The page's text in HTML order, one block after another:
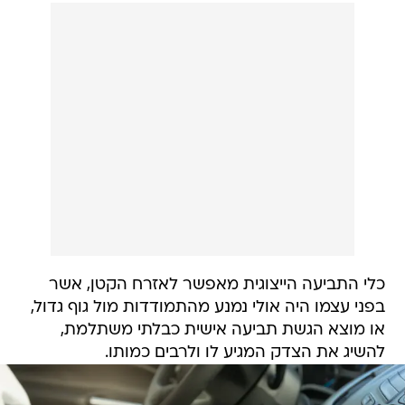
כלי התביעה הייצוגית מאפשר לאזרח הקטן, אשר
בפני עצמו היה אולי נמנע מהתמודדות מול גוף גדול,
או מוצא הגשת תביעה אישית כבלתי משתלמת,
להשיג את הצדק המגיע לו ולרבים כמותו.